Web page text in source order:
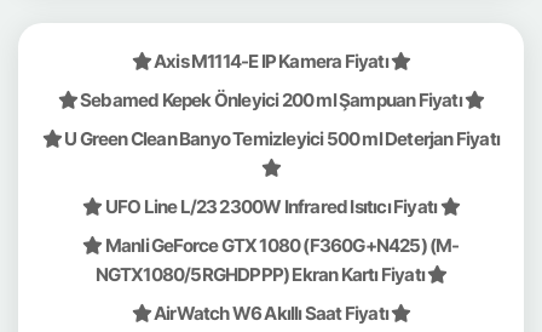
Axis M1114-E IP Kamera Fiyatı
Sebamed Kepek Önleyici 200 ml Şampuan Fiyatı
U Green Clean Banyo Temizleyici 500 ml Deterjan Fiyatı
UFO Line L/23 2300W Infrared Isıtıcı Fiyatı
Manli GeForce GTX 1080 (F360G+N425) (M-
NGTX1080/5RGHDPPP) Ekran Kartı Fiyatı
AirWatch W6 Akıllı Saat Fiyatı